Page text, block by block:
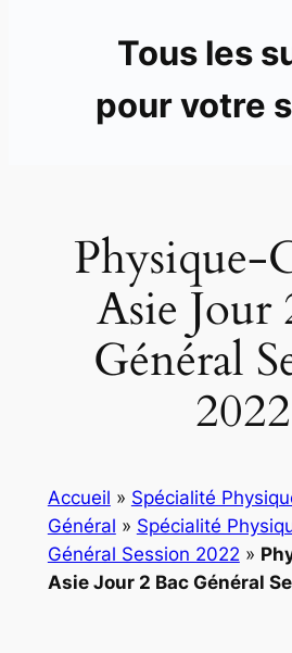
Tous les
pour votre
Physique-
Asie Jour
Général
2022
Accueil » Spécialité
Général » Spécialité
Général Session 2022 »
Asie Jour 2 Bac Général